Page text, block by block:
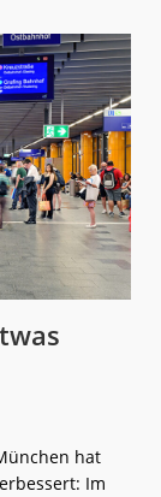
hat
Im